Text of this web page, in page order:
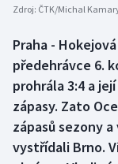
Biatlon
Boby a skeleton
Box
Curling
Aplikace ČT
AZ kvíz
Zdroj: ČTK/Michal
Praha -
předehrávce 6.
prohrála 3:4 a
zápasy. Zato
zápasů sezony
vystřídali Brno.